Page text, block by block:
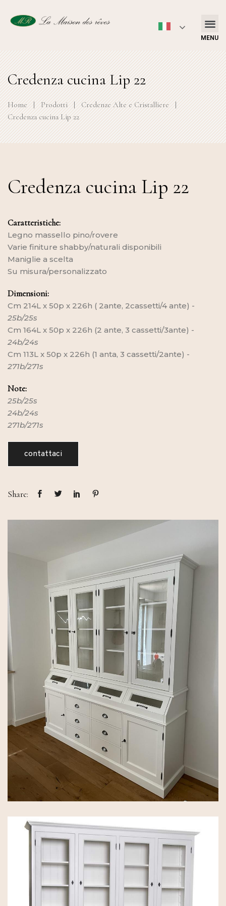
MENU
Credenza cucina Lip 22
Home | Prodotti | Credenze Alte e Cristalliere
|
Credenza cucina Lip 22
Credenza cucina Lip 22
Caratteristiche:
Legno massello pino/rovere
Varie finiture shabby/naturali disponibili
Maniglie a scelta
Su misura/personalizzato
Dimensioni:
Cm 214L x 50p x 226h ( 2ante, 2cassetti/4 ante) -
25b/25s
Cm 164L x 50p x 226h (2 ante, 3 cassetti/3ante) -
24b/24s
Cm 113L x 50p x 226h (1 anta, 3 cassetti/2ante) -
271b/271s
Note:
25b/25s
24b/24s
271b/271s
contattaci
Share: